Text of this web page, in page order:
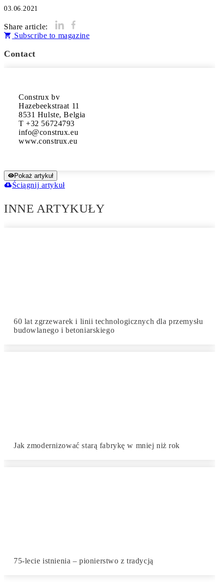
03.06.2021
Share article:
Subscribe to magazine
Contact
Construx bv
Hazebeekstraat 11
8531 Hulste, Belgia
T +32 56724793
info@construx.eu
www.construx.eu
Pokaż artykuł
Ściągnij artykuł
INNE ARTYKUŁY
60 lat zgrzewarek i linii technologicznych dla przemysłu
budowlanego i betoniarskiego
Jak zmodernizować starą fabrykę w mniej niż rok
75-lecie istnienia – pionierstwo z tradycją